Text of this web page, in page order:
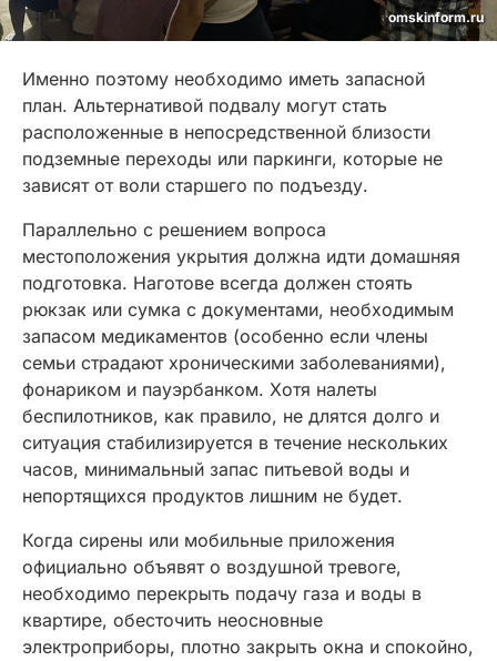
omskinform.ru
Именно поэтому необходимо иметь запасной
план. Альтернативой подвалу могут стать
расположенные в непосредственной близости
подземные переходы или паркинги, которые не
зависят от воли старшего по подъезду.
Параллельно с решением вопроса
местоположения укрытия должна идти домашняя
подготовка. Наготове всегда должен стоять
рюкзак или сумка с документами, необходимым
запасом медикаментов (особенно если члены
семьи страдают хроническими заболеваниями),
фонариком и пауэрбанком. Хотя налеты
беспилотников, как правило, не длятся долго и
ситуация стабилизируется в течение нескольких
часов, минимальный запас питьевой воды и
непортящихся продуктов лишним не будет.
Когда сирены или мобильные приложения
официально объявят о воздушной тревоге,
необходимо перекрыть подачу газа и воды в
квартире, обесточить неосновные
электроприборы, плотно закрыть окна и спокойно,